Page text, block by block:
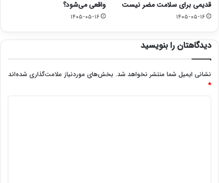
قدیمی برای سلامت مضر نیست
۱۴۰۵-۰۵-۱۶
واقعی می‌شود؟
۱۴۰۵-۰۵-۱۶
دیدگاهتان را بنویسید
نشانی ایمیل شما منتشر نخواهد شد. بخش‌های موردنیاز علامت‌گذاری شده‌اند
*